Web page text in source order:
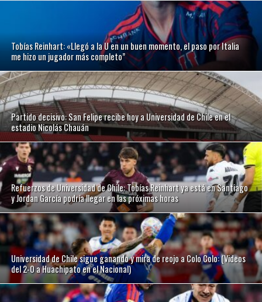
Tobías Reinhart: «Llegó a la U en un buen momento, el paso por Italia
me hizo un jugador más completo”
Partido decisivo: San Felipe recibe hoy a Universidad de Chile en el
estadio Nicolás Chauán
Refuerzos de Universidad de Chile: Tobías Reinhart ya está en Santiago
y Jordan García podría llegar en las próximas horas
Universidad de Chile sigue ganando y mira de reojo a Colo Colo: (Videos
del 2-0 a Huachipato en el Nacional)